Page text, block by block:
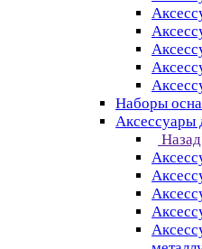
Наборы
Аксессуары
Назад